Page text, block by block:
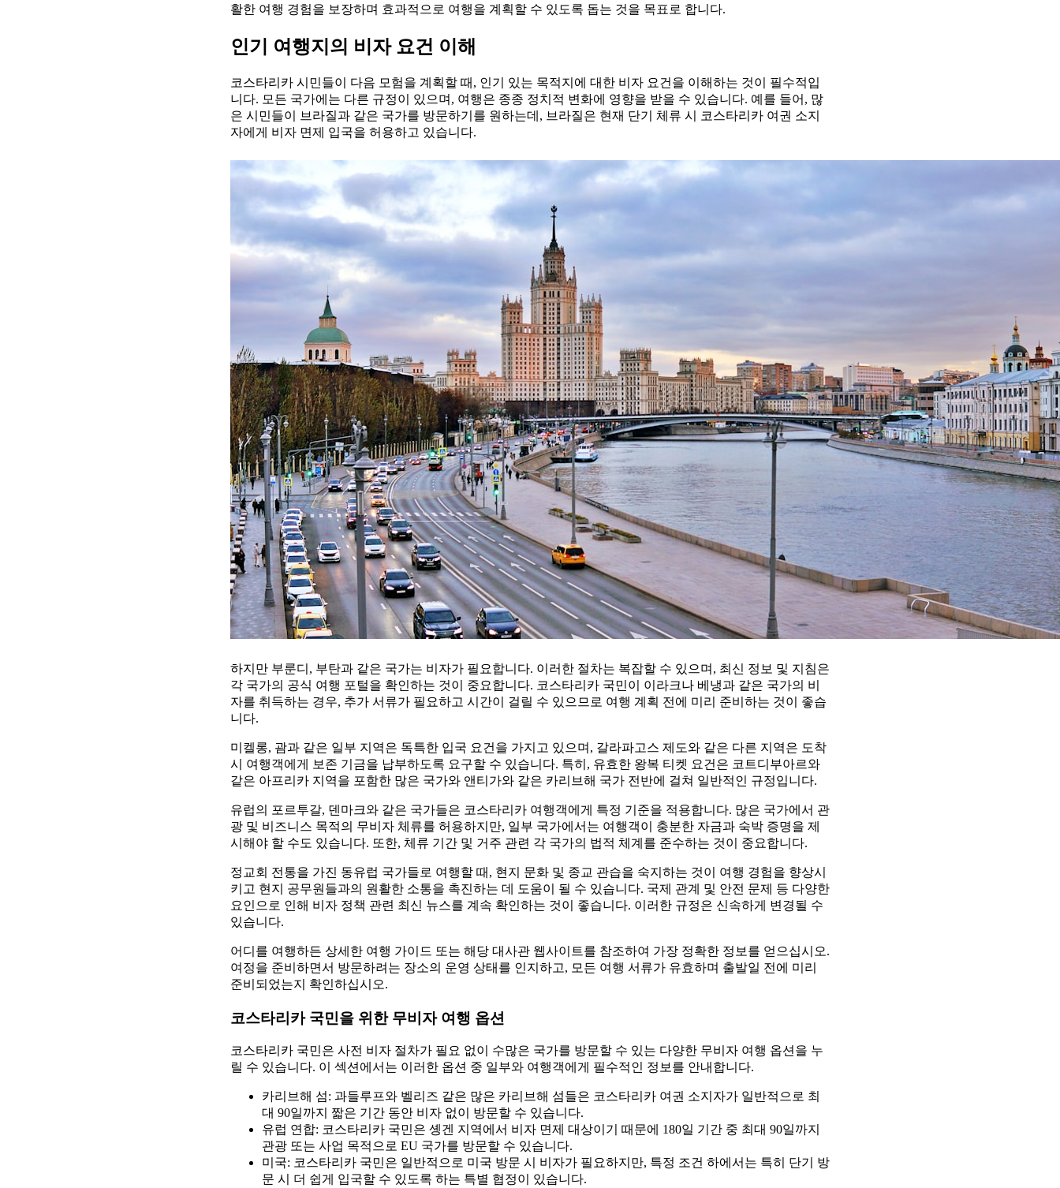
활한 여행 경험을 보장하며 효과적으로 여행을 계획할 수 있도록 돕는 것을 목표로 합니다.
인기 여행지의 비자 요건 이해
코스타리카 시민들이 다음 모험을 계획할 때, 인기 있는 목적지에 대한 비자 요건을 이해하는 것이 필수적입
니다. 모든 국가에는 다른 규정이 있으며, 여행은 종종 정치적 변화에 영향을 받을 수 있습니다. 예를 들어, 많
은 시민들이 브라질과 같은 국가를 방문하기를 원하는데, 브라질은 현재 단기 체류 시 코스타리카 여권 소지
자에게 비자 면제 입국을 허용하고 있습니다.
하지만 부룬디, 부탄과 같은 국가는 비자가 필요합니다. 이러한 절차는 복잡할 수 있으며, 최신 정보 및 지침은
각 국가의 공식 여행 포털을 확인하는 것이 중요합니다. 코스타리카 국민이 이라크나 베냉과 같은 국가의 비
자를 취득하는 경우, 추가 서류가 필요하고 시간이 걸릴 수 있으므로 여행 계획 전에 미리 준비하는 것이 좋습
니다.
미켈롱, 괌과 같은 일부 지역은 독특한 입국 요건을 가지고 있으며, 갈라파고스 제도와 같은 다른 지역은 도착
시 여행객에게 보존 기금을 납부하도록 요구할 수 있습니다. 특히, 유효한 왕복 티켓 요건은 코트디부아르와
같은 아프리카 지역을 포함한 많은 국가와 앤티가와 같은 카리브해 국가 전반에 걸쳐 일반적인 규정입니다.
유럽의 포르투갈, 덴마크와 같은 국가들은 코스타리카 여행객에게 특정 기준을 적용합니다. 많은 국가에서 관
광 및 비즈니스 목적의 무비자 체류를 허용하지만, 일부 국가에서는 여행객이 충분한 자금과 숙박 증명을 제
시해야 할 수도 있습니다. 또한, 체류 기간 및 거주 관련 각 국가의 법적 체계를 준수하는 것이 중요합니다.
정교회 전통을 가진 동유럽 국가들로 여행할 때, 현지 문화 및 종교 관습을 숙지하는 것이 여행 경험을 향상시
키고 현지 공무원들과의 원활한 소통을 촉진하는 데 도움이 될 수 있습니다. 국제 관계 및 안전 문제 등 다양한
요인으로 인해 비자 정책 관련 최신 뉴스를 계속 확인하는 것이 좋습니다. 이러한 규정은 신속하게 변경될 수
있습니다.
어디를 여행하든 상세한 여행 가이드 또는 해당 대사관 웹사이트를 참조하여 가장 정확한 정보를 얻으십시오.
여정을 준비하면서 방문하려는 장소의 운영 상태를 인지하고, 모든 여행 서류가 유효하며 출발일 전에 미리
준비되었는지 확인하십시오.
코스타리카 국민을 위한 무비자 여행 옵션
코스타리카 국민은 사전 비자 절차가 필요 없이 수많은 국가를 방문할 수 있는 다양한 무비자 여행 옵션을 누
릴 수 있습니다. 이 섹션에서는 이러한 옵션 중 일부와 여행객에게 필수적인 정보를 안내합니다.
카리브해 섬: 과들루프와 벨리즈 같은 많은 카리브해 섬들은 코스타리카 여권 소지자가 일반적으로 최
대 90일까지 짧은 기간 동안 비자 없이 방문할 수 있습니다.
유럽 연합: 코스타리카 국민은 솅겐 지역에서 비자 면제 대상이기 때문에 180일 기간 중 최대 90일까지
관광 또는 사업 목적으로 EU 국가를 방문할 수 있습니다.
미국: 코스타리카 국민은 일반적으로 미국 방문 시 비자가 필요하지만, 특정 조건 하에서는 특히 단기 방
문 시 더 쉽게 입국할 수 있도록 하는 특별 협정이 있습니다.